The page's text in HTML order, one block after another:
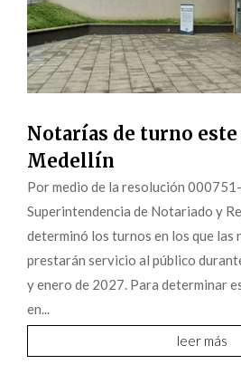
Notarías de turno este
Medellín
Por medio de la resolución
Superintendencia de Notariado y
determinó los turnos en los que las
prestarán servicio al público
y enero de 2027. Para determinar
en...
leer más